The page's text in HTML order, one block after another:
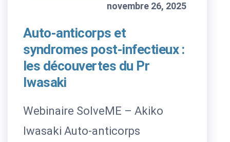
novembre 26, 2025
Auto-anticorps et
syndromes post-infectieux :
les découvertes du Pr
Iwasaki
Webinaire SolveME – Akiko
Iwasaki Auto-anticorps